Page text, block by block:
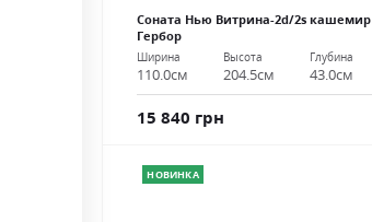
Соната Нью Витрина-2d/2s кашемир
Гербор
Ширина
110.0см
Высота
204.5см
Глубина
43.0см
15 840 грн
НОВИНКА